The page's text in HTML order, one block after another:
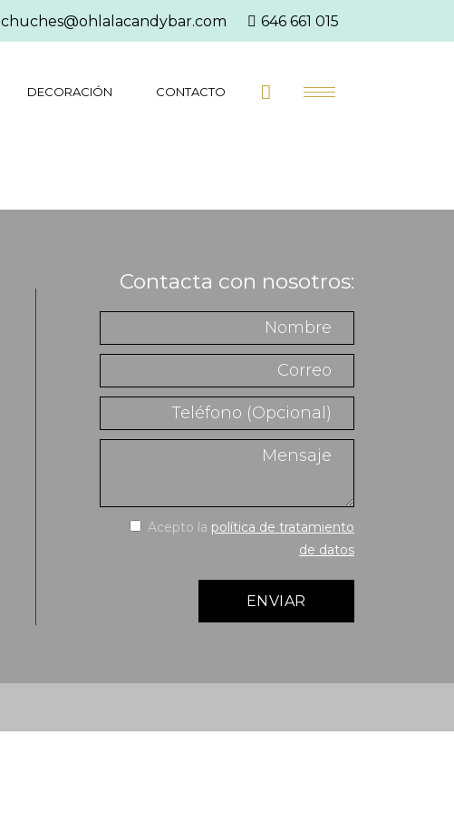
chuches@ohlalacandybar.com 646 661 015
DECORACIÓN CONTACTO
Contacta con nosotros:
Acepto la política de tratamiento
de datos